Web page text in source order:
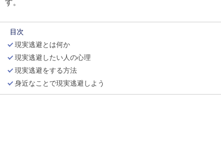
す。
目次
現実逃避とは何か
現実逃避したい人の心理
現実逃避をする方法
身近なことで現実逃避しよう